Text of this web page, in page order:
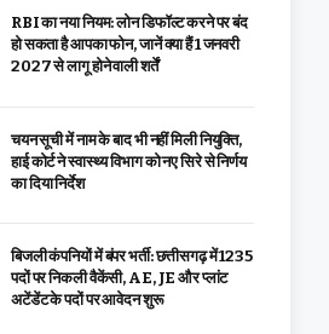
RBI का नया नियम: लोन डिफॉल्ट करने पर बंद
हो सकता है आपका फोन, जानें क्या हैं 1 जनवरी
2027 से लागू होने वाली शर्तें
चयन सूची में नाम के बाद भी नहीं मिली नियुक्ति,
हाई कोर्ट ने स्वास्थ्य विभाग को नए सिरे से निर्णय
का दिया निर्देश
बिजली कंपनियों में बंपर भर्ती: छत्तीसगढ़ में 1235
पदों पर निकली वैकेंसी, AE, JE और प्लांट
अटेंडेंट के पदों पर आवेदन शुरू